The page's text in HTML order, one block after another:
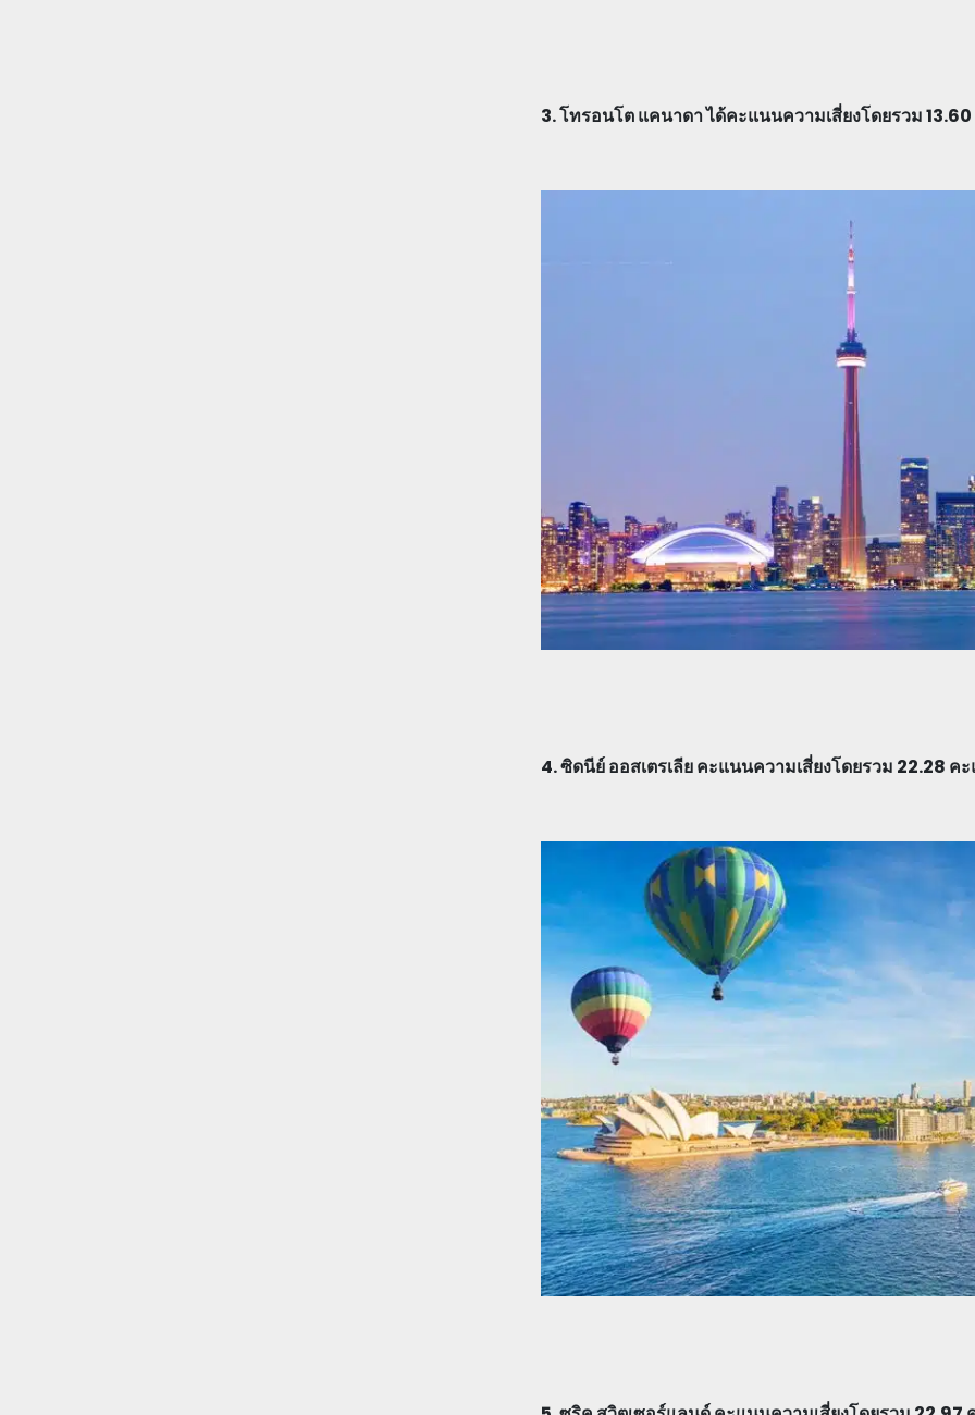
3. โทรอนโต แคนาดา ได้คะแนนความเสี่ยงโดยรวม
4. ซิดนีย์ ออสเตรเลีย คะแนนความเสี่ยงโดยรวม 22.28 ค